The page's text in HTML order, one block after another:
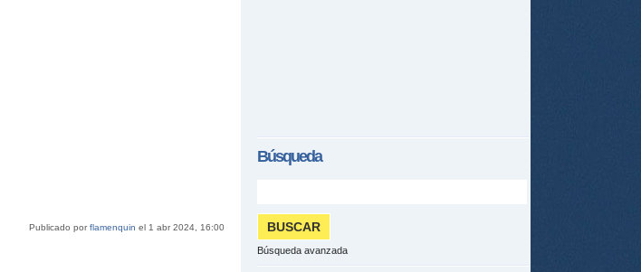
Publicado porflamenquin el 1 abr 2024, 16:00
Búsqueda
Búsqueda avanzada